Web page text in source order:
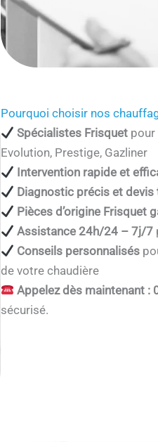
Pourquoi choisir nos
Spécialistes Frisquet
Evolution, Prestige, Gazliner
Intervention rapide et
Diagnostic précis et devis
Pièces d’origine Frisquet
Assistance 24h/24 – 7j/7
Conseils personnalisés
de votre chaudière
Appelez dès maintenant :
sécurisé.